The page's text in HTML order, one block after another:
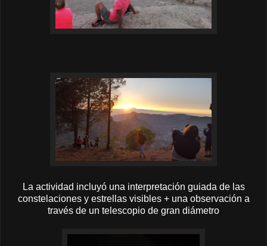
La actividad incluyó una interpretación guiada de las
constelaciones y estrellas visibles + una observación a
través de un telescopio de gran diámetro